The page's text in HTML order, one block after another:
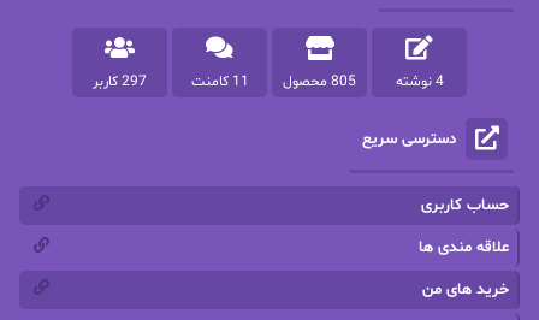
پرهام رسولی
پروانه قدیمی پروانه محمدی
پریسا شکور(طوفان خاموش)
پنلوپه وارد
تاران
4 نوشته 805 محصول 11 کامنت 297 کاربر
دسترسی سریع
حساب کاربری
علاقه مندی ها
خرید های من